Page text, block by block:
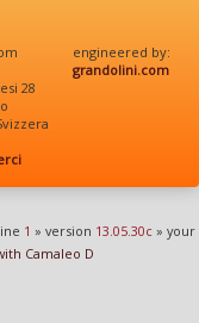
28
engineered by:
grandolini.com
1 » version 13.05.30c » your